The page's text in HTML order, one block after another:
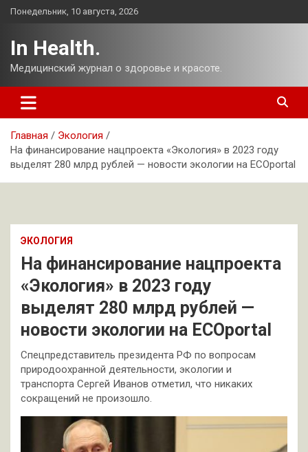
Перейти
Понедельник, 10 августа, 2026
In Health.
Медицинский журнал о здоровье и красоте.
Главная
Экология
На финансирование нацпроекта «Экология» в 2023 году
выделят 280 млрд рублей — новости экологии на ECOportal
ЭКОЛОГИЯ
На финансирование нацпроекта
«Экология» в 2023 году
выделят 280 млрд рублей —
новости экологии на ECOportal
Спецпредставитель президента РФ по вопросам
природоохранной деятельности, экологии и
транспорта Сергей Иванов отметил, что никаких
сокращений не произошло.